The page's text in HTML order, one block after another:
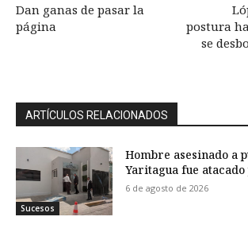
Dan ganas de pasar la
página
postura
se
ARTÍCULOS RELACIONADOS
Sucesos
Hombre asesinado a
Yaritagua fue
6 de agosto de 2026